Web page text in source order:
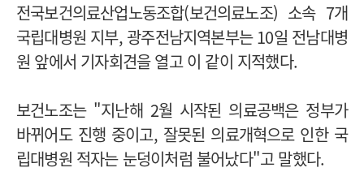
전국보건의료산업노동조합(보건의료노조) 소속 7개
국립대병원 지부, 광주전남지역본부는 10일 전남대병
원 앞에서 기자회견을 열고 이 같이 지적했다.
보건노조는 "지난해 2월 시작된 의료공백은 정부가
바뀌어도 진행 중이고, 잘못된 의료개혁으로 인한 국
립대병원 적자는 눈덩이처럼 불어났다"고 말했다.